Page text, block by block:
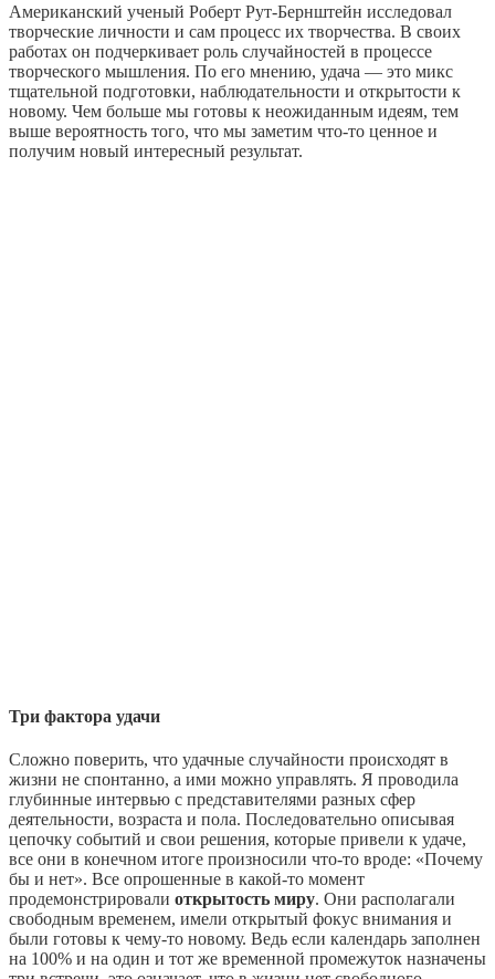
Американский ученый Роберт Рут-Бернштейн исследовал
творческие личности и сам процесс их творчества. В своих
работах он подчеркивает роль случайностей в процессе
творческого мышления. По его мнению, удача — это микс
тщательной подготовки, наблюдательности и открытости к
новому. Чем больше мы готовы к неожиданным идеям, тем
выше вероятность того, что мы заметим что-то ценное и
получим новый интересный результат.
Три фактора удачи
Сложно поверить, что удачные случайности происходят в
жизни не спонтанно, а ими можно управлять. Я проводила
глубинные интервью с представителями разных сфер
деятельности, возраста и пола. Последовательно описывая
цепочку событий и свои решения, которые привели к удаче,
все они в конечном итоге произносили что-то вроде: «Почему
бы и нет». Все опрошенные в какой-то момент
продемонстрировали открытость миру. Они располагали
свободным временем, имели открытый фокус внимания и
были готовы к чему-то новому. Ведь если календарь заполнен
на 100% и на один и тот же временной промежуток назначены